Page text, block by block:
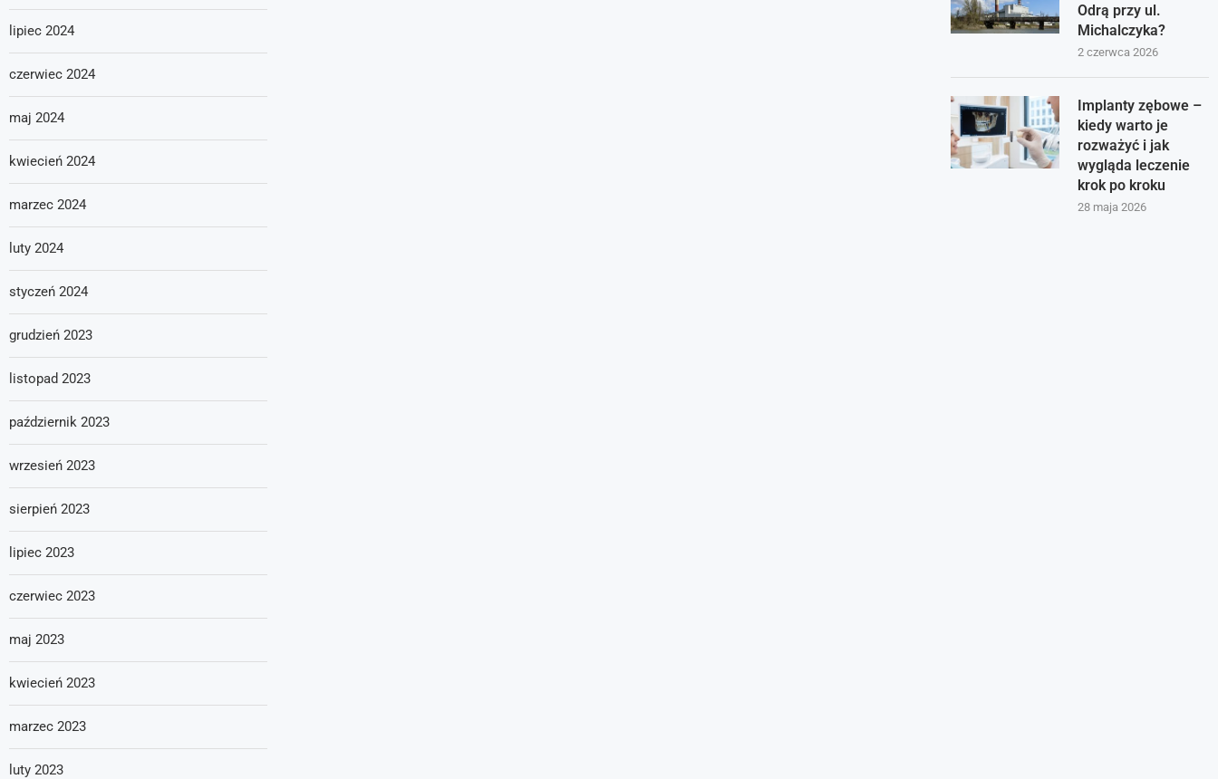
Odrą przy ul.
Michalczyka?
2 czerwca 2026
Implanty zębowe –
kiedy warto je
rozważyć i jak
wygląda leczenie
krok po kroku
28 maja 2026
lipiec 2024
czerwiec 2024
maj 2024
kwiecień 2024
marzec 2024
luty 2024
styczeń 2024
grudzień 2023
listopad 2023
październik 2023
wrzesień 2023
sierpień 2023
lipiec 2023
czerwiec 2023
maj 2023
kwiecień 2023
marzec 2023
luty 2023